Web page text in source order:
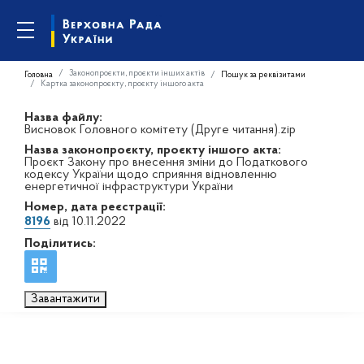
Головна Законопроєкти, проєкти інших актів
Пошук за реквізитами
Картка законопроєкту, проєкту іншого акта
Назва файлу:
Висновок Головного комітету (Друге читання).zip
Назва законопроєкту, проєкту іншого акта:
Проєкт Закону про внесення зміни до Податкового
кодексу України щодо сприяння відновленню
енергетичної інфраструктури України
Номер, дата реєстрації:
8196 від 10.11.2022
Поділитись:
Завантажити